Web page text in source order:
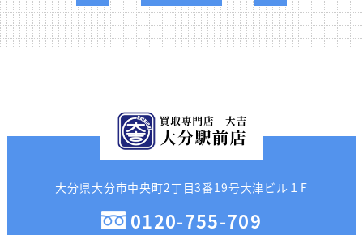
大分県大分市中央町2丁目3番19号大津ビル１F
0120-755-709